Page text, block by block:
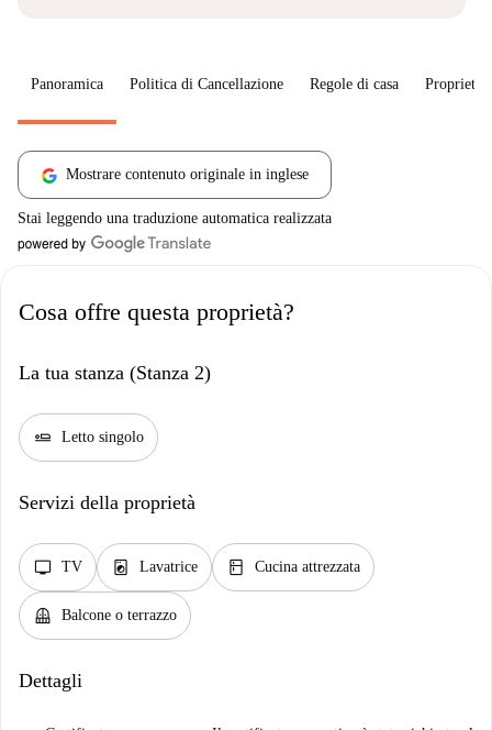
Panoramica Politica di Cancellazione Regole di casa
Mostrare contenuto originale in inglese
Stai leggendo una traduzione automatica realizzata
Cosa offre questa proprietà?
La tua stanza (Stanza 2)
airline_seat_flat Letto singolo
Servizi della proprietà
tv TV local_laundry_service Lavatrice kitchen Cucina attrezzata
balcony Balcone o terrazzo
Dettagli